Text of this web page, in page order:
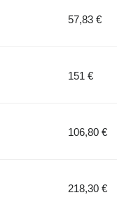
57,83 €
151 €
106,80 €
218,30 €